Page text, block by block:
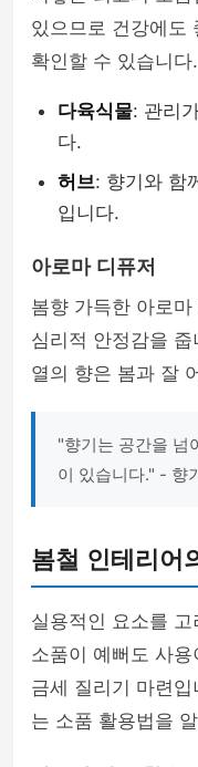
있으므로 건강에도
확인할 수 있습니다.
다육식물: 관리
다.
허브: 향기와 함
입니다.
아로마 디퓨저
봄향 가득한 아로
심리적 안정감을
열의 향은 봄과 잘
"향기는 공간을 넘
이 있습니다." - 향
봄철 인테리어
실용적인 요소를
소품이 예뻐도 사
금세 질리기 마련
는 소품 활용법을